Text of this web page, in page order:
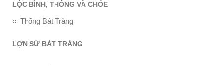
LỘC BÌNH, THỐNG VÀ CHÓE
Thống Bát Tràng
LỢN SỨ BÁT TRÀNG